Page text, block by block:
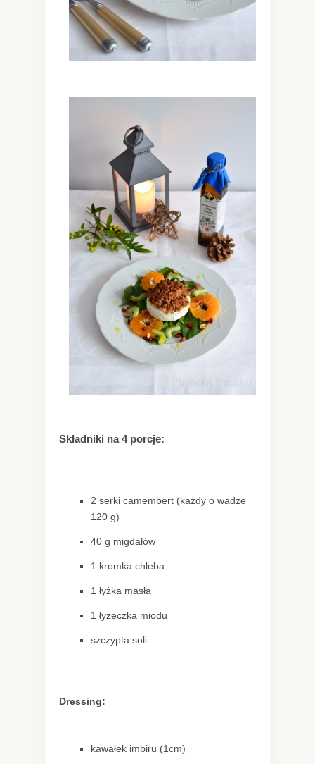
Składniki na 4 porcje:
2 serki camembert (każdy o wadze
120 g)
40 g migdałów
1 kromka chleba
1 łyżka masła
1 łyżeczka miodu
szczypta soli
Dressing:
kawałek imbiru (1cm)